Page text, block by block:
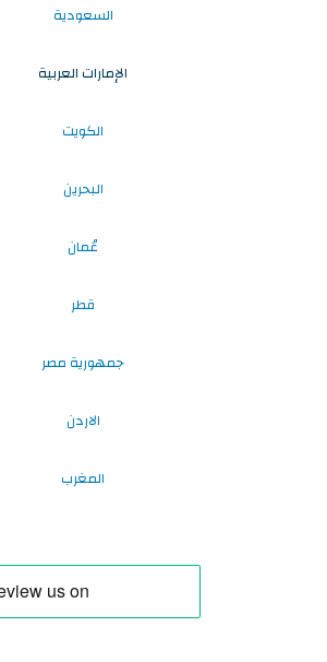
السعودية
الإمارات العربية
الكويت
البحرين
عُمان
قطر
جمهورية مصر
الاردن
المغرب